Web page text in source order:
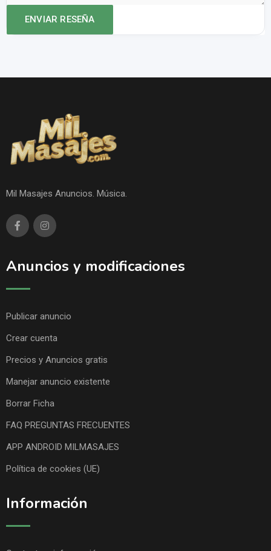
Mil Masajes Anuncios. Música.
Anuncios y modificaciones
Publicar anuncio
Crear cuenta
Precios y Anuncios gratis
Manejar anuncio existente
Borrar Ficha
FAQ PREGUNTAS FRECUENTES
APP ANDROID MILMASAJES
Política de cookies (UE)
Información